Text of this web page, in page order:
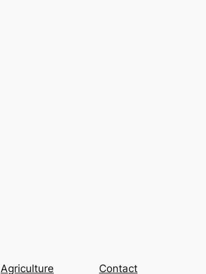
Agriculture Contact